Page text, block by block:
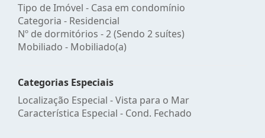
Tipo de Imóvel - Casa em condomínio
Categoria - Residencial
Nº de dormitórios - 2 (Sendo 2 suítes)
Mobiliado - Mobiliado(a)
Categorias Especiais
Localização Especial - Vista para o Mar
Característica Especial - Cond. Fechado